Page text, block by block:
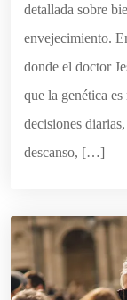
detallada sobre
envejecimiento.
donde el doctor
que la genética
decisiones
descanso, […]